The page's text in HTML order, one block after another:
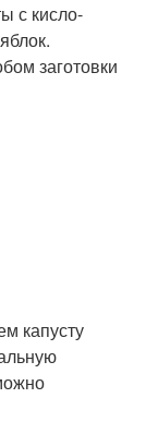
с кисло-
заготовки
капусту